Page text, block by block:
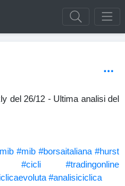
del 26/12 - Ultima analisi del
#mib #borsaitaliana #hurst
#cicli
#tradingonline
#analisiciclica